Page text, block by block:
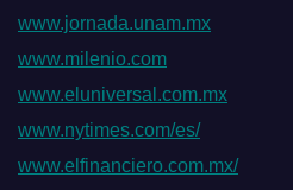
www.jornada.unam.mx
www.milenio.com
www.eluniversal.com.mx
www.nytimes.com/es/
www.elfinanciero.com.mx/